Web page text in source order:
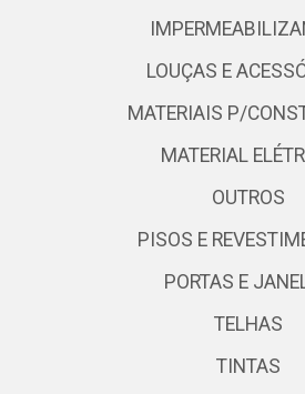
LOUÇAS E
MATERIAIS P/
MATERIAL
OUTROS
PISOS E
PORTAS E
TELHAS
TINTAS